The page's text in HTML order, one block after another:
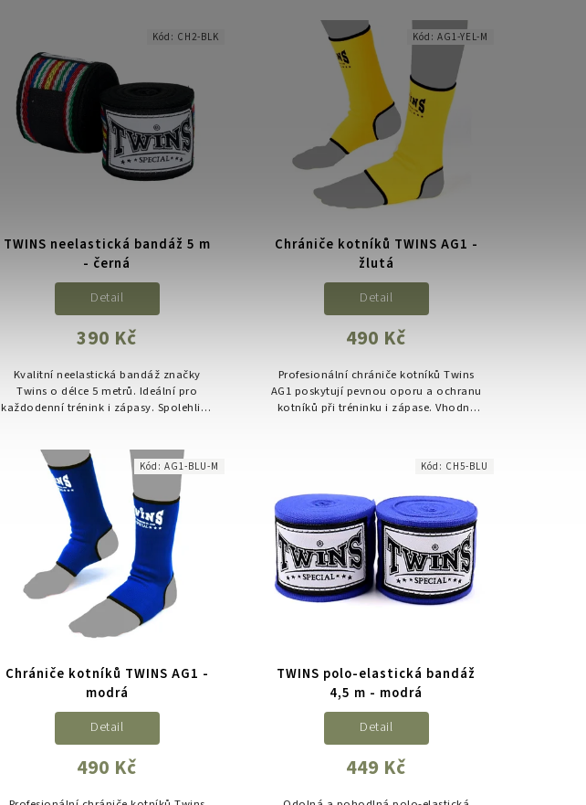
TWINS neelastická bandáž 5 m
- černá
390 Kč
Detail
Kvalitní neelastická bandáž značky
Twins o délce 5 metrů. Ideální pro
každodenní trénink i zápasy. Spolehlivá
Kód: CH2-BLK
Chrániče kotníků TWINS AG1 -
žlutá
490 Kč
Detail
Profesionální chrániče kotníků Twins
AG1 poskytují pevnou oporu a ochranu
kotníků při tréninku i zápase. Vhodné
Kód:AG1-YEL-M
Chrániče kotníků TWINS AG1 -
modrá
490 Kč
Detail
Kód:AG1-BLU-M
TWINS polo-elastická bandáž
4,5 m - modrá
449 Kč
Detail
Kód: CH5-BLU